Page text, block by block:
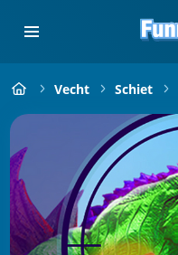
Vecht Schiet